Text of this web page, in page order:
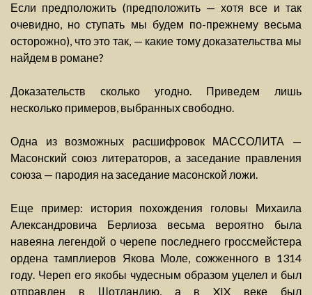
Если предположить (предположить — хотя все и так
очевидно, но ступать мы будем по-прежнему весьма
осторожно), что это так, — какие тому доказательства мы
найдем в романе?
Доказательств сколько угодно. Приведем лишь
несколько примеров, выбранных свободно.
Одна из возможных расшифровок МАССОЛИТА —
Масонский союз литераторов, а заседание правления
союза — пародия на заседание масонской ложи.
Еще пример: история похождения головы Михаила
Александровича Берлиоза весьма вероятно была
навеяна легендой о черепе последнего гроссмейстера
ордена тамплиеров Якова Моле, сожженного в 1314
году. Череп его якобы чудесным образом уцелел и был
отправлен в Шотландию, а в XIX веке был